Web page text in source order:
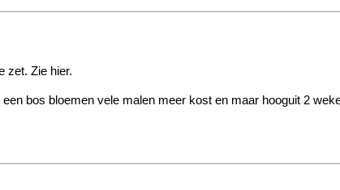
zet.Zie hier.
bos bloemen vele malen meer kost en maar hooguit 2